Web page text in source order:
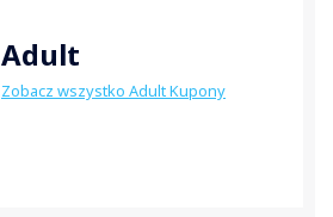
Adult
Zobacz wszystko Adult Kupony